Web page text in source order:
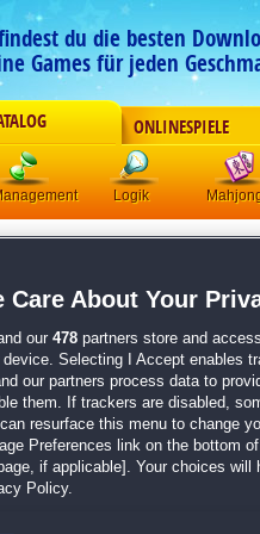
du die besten
Games für jeden
ONLINESPIELE
Logik
Care About Your
our 478 partners store and
device. Selecting I Accept enables
our partners process data to
them. If trackers are disabled,
resurface this menu to change
Preferences link on the bottom
if applicable]. Your choices
Policy.